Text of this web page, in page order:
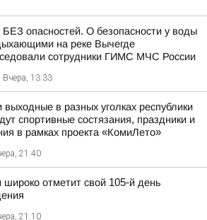
БЕЗ опасностей. О безопасности у воды
на реке Вычегде
сотрудники ГИМС МЧС России
Вчера, 13:33
выходные в разных уголках республики
спортивные состязания, праздники и
в рамках проекта «КомиЛето»
21:40
широко отметит свой 105-й день
21:10